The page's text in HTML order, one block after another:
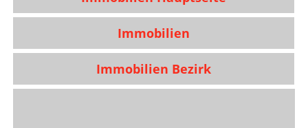
Immobilien
Immobilien Bezirk